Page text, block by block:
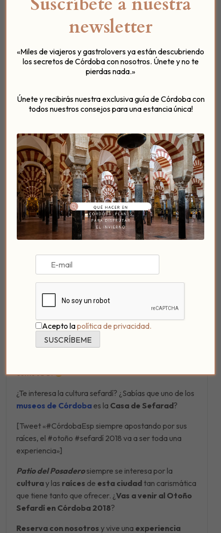
mes de septiembre.
a unasbodegasy a una
Talleres de cocina y de repostería.
Conferencias y exposiciones.
Rutas cicloturistas.
Visitas guiadasen las que participarán más de 70
guías acreditados.
Teatro para niños, cuentacuentos…
Otoño Sefardí en Córdoba 2018
reúne hasta un
total de50 actividades y, como cada año, Otoño
este año cumple sucuarta edición.
Otoño Sefardí en Córdoba 2018
con exactitudcuándo y dónde
gran novedad para
eventoes queestrenan una aplicación móvil
comoiOS.
¿Te interesa la cultura sefardí? ¿Sabías que uno de los
museos de Córdoba es la Casa de Sefarad?
[Tweet «#CórdobaEsp siempre apostando por sus
raíces, el #otoño #sefardí 2018 va a ser toda una
experiencia»]
Patio del Posaderosiempre se interesa por la
culturay las raíces de esta ciudad tan carismática
que tiene tanto que ofrecer. ¿Vas a venir al Otoño
Sefardí en Córdoba 2018?
Reserva con nosotros y vive una experiencia
newsletter
«Miles de viajeros y gastrolovers ya están descubriendo
los secretos de Córdoba con nosotros. Únete y no te
pierdas nada.»
Únete y recibirás nuestra exclusiva guía de Córdoba con
todos nuestros consejos para una estancia única!
Acepto lapolítica de privacidad.